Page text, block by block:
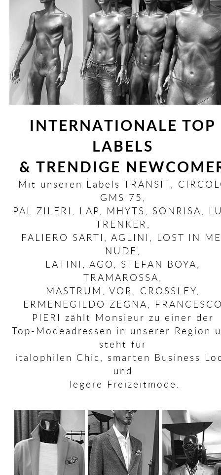
INTERNATIONALE TOP
LABELS
& TRENDIGE
Mit unseren Labels TRANSIT,
GMS 75,
PAL ZILERI, LAP, MHYTS, SONRISA,
TRENKER,
FALIERO SARTI, AGLINI, LOST IN
NUDE,
LATINI, AGO, STEFAN BOYA,
TRAMAROSSA,
MASTRUM, VOR, CROSSLEY,
ERMENEGILDO ZEGNA,
PIERI zählt Monsieur zu einer der
Top-Modeadressen in unserer Region
steht für
italophilen Chic, smarten Business
und
legere Freizeitmode.